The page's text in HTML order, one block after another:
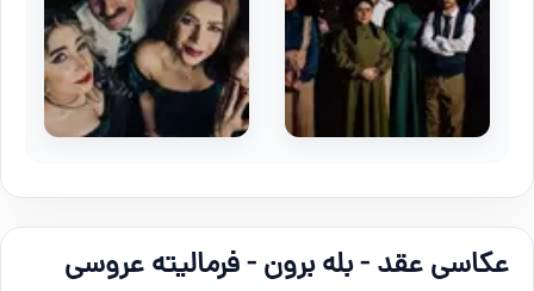
عکاسی عقد - بله برون - فرمالیته عروسی